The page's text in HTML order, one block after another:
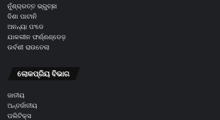
ନୁଁଶ୍ର୍ରତ୍ତ ଭ୍ରୁଚ୍ଛା
ଦିଶା ପାଟାନି
ଅନନ୍ୟା ପଂଡେ
ଯାକଲୀନ ଫର୍ଣ୍ଣଣ୍ଡେଜ଼
ଉର୍ବଶୀ ରାଉତେଲା
ଲୋକପ୍ରିୟ ବିଭାଗ
ଜାତୀୟ
ଅନ୍ତର୍ଜାତୀୟ
ପଲିଟିକ୍ସ